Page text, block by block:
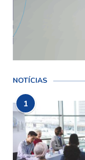
NOTÍCIAS
1